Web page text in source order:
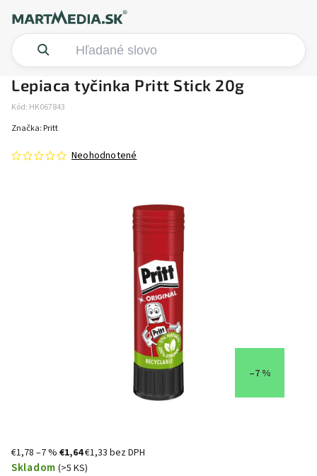
Lepiaca tyčinka Pritt Stick 20g
Kód: HK067843
Neohodnotené
Značka: Pritt
–7 %
€1,78 –7 % €1,64€1,33 bez DPH
Skladom (>5 KS)